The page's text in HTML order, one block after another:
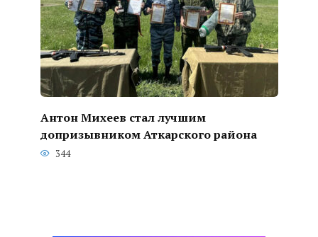
Антон Михеев стал лучшим
допризывником Аткарского района
344